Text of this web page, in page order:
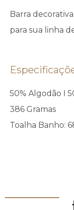
Barra
para sua linha
50% Algodão I
386 Gramas
Toalha Banho: